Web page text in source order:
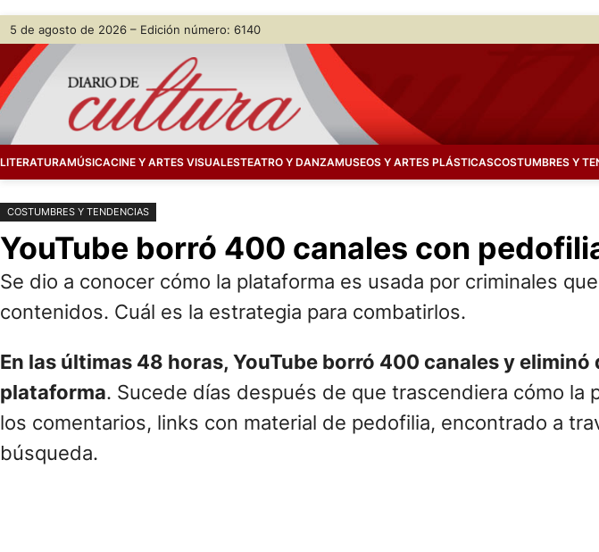
Saltar
contenido
Skip
content
5 de agosto de 2026 – Edición número: 6140
LITERATURAMÚSICACINE Y ARTES VISUALESTEATRO Y DANZAMUSEOS Y ARTES PLÁSTICASCOSTUMBRES Y
COSTUMBRES Y TENDENCIAS
YouTube borró 400 canales con
Se dio a conocer cómo la plataforma es usada por criminales
contenidos. Cuál es la estrategia para combatirlos.
En las últimas 48 horas, YouTube borró 400 canales y
plataforma. Sucede días después de que trascendiera cómo la
los comentarios, links con material de pedofilia, encontrado a
búsqueda.